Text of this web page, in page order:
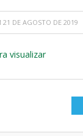
21 DE AGOSTO DE 2019
visualizar